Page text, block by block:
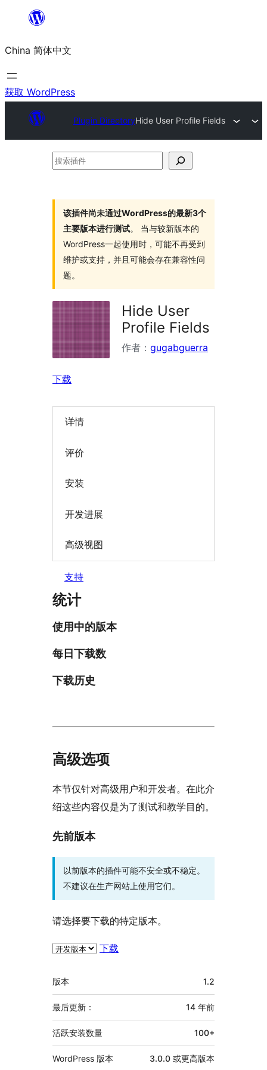
内
容
China 简体中文
获取 WordPress
Plugin DirectoryHide User Profile Fields
搜
该插件尚未通过WordPress的最新3个
主要版本进行测试。 当与较新版本的
WordPress一起使用时，可能不再受到
维护或支持，并且可能会存在兼容性问
题。
Hide User
Profile Fields
作者： gugabguerra
下载
详情
评价
安装
开发进展
高级视图
支持
统计
使用中的版本
每日下载数
下载历史
高级选项
本节仅针对高级用户和开发者。在此介
绍这些内容仅是为了测试和教学目的。
先前版本
以前版本的插件可能不安全或不稳定。
不建议在生产网站上使用它们。
请选择要下载的特定版本。
下载
额
外
信
息
版本 1.2
最后更新： 14 年前
活跃安装数量 100+
WordPress 版本 3.0.0 或更高版本